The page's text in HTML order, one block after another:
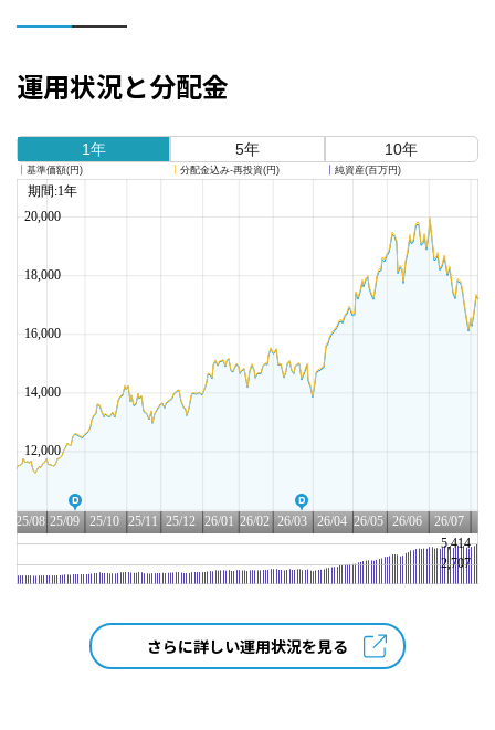
運用状況と分配金
さらに詳しい運用状況を見る